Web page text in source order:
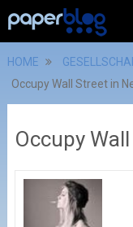
HOME
Occupy Wall Street in
Occupy